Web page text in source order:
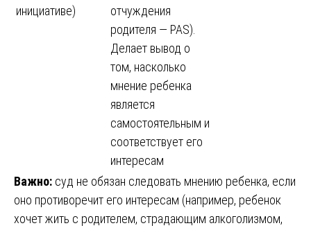
инициативе)
отчуждения
родителя — PAS).
Делает вывод о
том, насколько
мнение ребенка
является
самостоятельным и
соответствует его
интересам
Важно: суд не обязан следовать мнению ребенка, если
оно противоречит его интересам (например, ребенок
хочет жить с родителем, страдающим алкоголизмом,